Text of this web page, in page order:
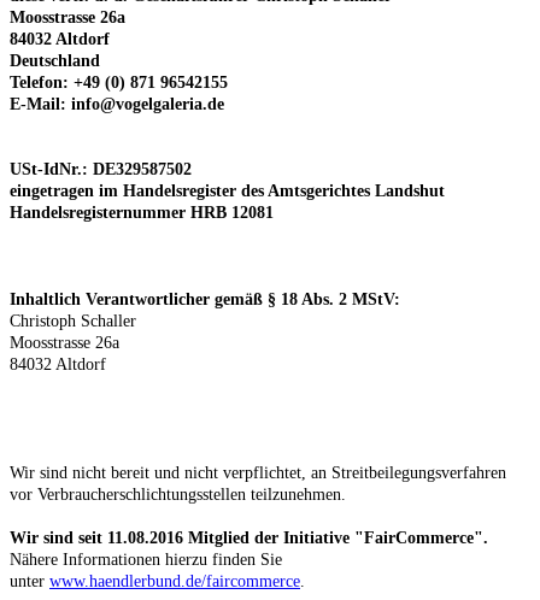
Moosstrasse 26a
84032 Altdorf
Deutschland
Telefon: +49 (0) 871 96542155
E-Mail: info@vogelgaleria.de
USt-IdNr.: DE329587502
eingetragen im Handelsregister des Amtsgerichtes Landshut
Handelsregisternummer HRB 12081
Inhaltlich Verantwortlicher gemäß § 18 Abs. 2 MStV:
Christoph Schaller
Moosstrasse 26a
84032 Altdorf
Wir sind nicht bereit und nicht verpflichtet, an Streitbeilegungsverfahren
vor Verbraucherschlichtungsstellen teilzunehmen.
Wir sind seit 11.08.2016 Mitglied der Initiative "FairCommerce".
Nähere Informationen hierzu finden Sie
unter www.haendlerbund.de/faircommerce